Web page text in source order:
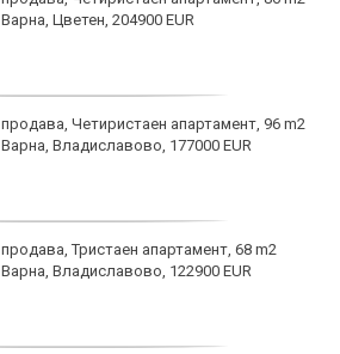
Варна, Цветен, 204900 EUR
продава, Четиристаен апартамент, 96 m2
Варна, Владиславово, 177000 EUR
продава, Тристаен апартамент, 68 m2
Варна, Владиславово, 122900 EUR